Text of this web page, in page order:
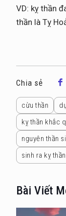
VD: kỵ thần
thần là Tỵ
Chia sẻ
cừu thần
kỵ thần khắc
nguyên thần
sinh ra kỵ thần
Bài Viết